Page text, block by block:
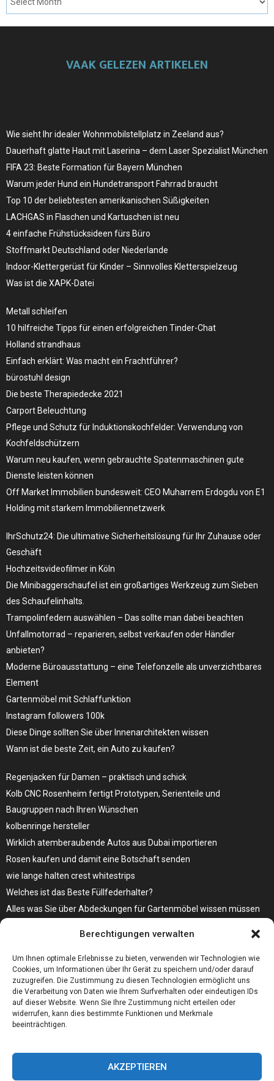
Berechtigungen verwalten
Um Ihnen optimale Erlebnisse zu bieten, verwenden wir Technologien wie
Cookies, um Informationen über Ihr Gerät zu speichern und/oder darauf
zuzugreifen. Die Zustimmung zu diesen Technologien ermöglicht uns
die Verarbeitung von Daten wie Ihrem Surfverhalten oder eindeutigen IDs
auf dieser Website. Wenn Sie Ihre Zustimmung nicht erteilen oder
widerrufen, kann dies bestimmte Funktionen und Merkmale
beeinträchtigen.
AKZEPTIEREN
VAAK GELEZEN ARTIKELEN
Wie sieht Ihr idealer Wohnmobilstellplatz in Zeeland aus?
Dauerhaft glatte Haut mit Laserina – dem Laser Spezialist München
FIFA 23: Beste Formation für Bayern München
Warum jeder Hund ein Hundetransport Fahrrad braucht
Top 10 der beliebtesten amerikanischen Süßigkeiten
LACHGAS in Flaschen und Kartuschen ist neu
4 einfache Frühstücksideen fürs Büro
Stoffmarkt Deutschland oder Niederlande
Indoor-Klettergerüst für Kinder – Sinnvolles Kletterspielzeug
Was ist die XAPK-Datei
Metall schleifen
10 hilfreiche Tipps für einen erfolgreichen Tinder-Chat
Holland strandhaus
Einfach erklärt: Was macht ein Frachtführer?
bürostuhl design
Die beste Therapiedecke 2021
Carport Beleuchtung
Pflege und Schutz für Induktionskochfelder: Verwendung von
Kochfeldschützern
Warum neu kaufen, wenn gebrauchte Spatenmaschinen gute
Dienste leisten können
Off Market Immobilien bundesweit: CEO Muharrem Erdogdu von E1
Holding mit starkem Immobiliennetzwerk
IhrSchutz24: Die ultimative Sicherheitslösung für Ihr Zuhause oder
Geschäft
Hochzeitsvideofilmer in Köln
Die Minibaggerschaufel ist ein großartiges Werkzeug zum Sieben
des Schaufelinhalts.
Trampolinfedern auswählen – Das sollte man dabei beachten
Unfallmotorrad – reparieren, selbst verkaufen oder Händler
anbieten?
Moderne Büroausstattung – eine Telefonzelle als unverzichtbares
Element
Gartenmöbel mit Schlaffunktion
Instagram followers 100k
Diese Dinge sollten Sie über Innenarchitekten wissen
Wann ist die beste Zeit, ein Auto zu kaufen?
Regenjacken für Damen – praktisch und schick
Kolb CNC Rosenheim fertigt Prototypen, Serienteile und
Baugruppen nach Ihren Wünschen
kolbenringe hersteller
Wirklich atemberaubende Autos aus Dubai importieren
Rosen kaufen und damit eine Botschaft senden
wie lange halten crest whitestrips
Welches ist das Beste Füllfederhalter?
Alles was Sie über Abdeckungen für Gartenmöbel wissen müssen
Bare Metal Server?